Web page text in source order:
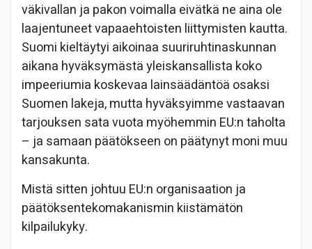
väkivallan ja pakon voimalla eivätkä ne aina ole
laajentuneet vapaaehtoisten liittymisten kautta.
Suomi kieltäytyi aikoinaa suuriruhtinaskunnan
aikana hyväksymästä yleiskansallista koko
impeeriumia koskevaa lainsäädäntöä osaksi
Suomen lakeja, mutta hyväksyimme vastaavan
tarjouksen sata vuota myöhemmin EU:n taholta
– ja samaan päätökseen on päätynyt moni muu
kansakunta.
Mistä sitten johtuu EU:n organisaation ja
päätöksentekomakanismin kiistämätön
kilpailukyky.